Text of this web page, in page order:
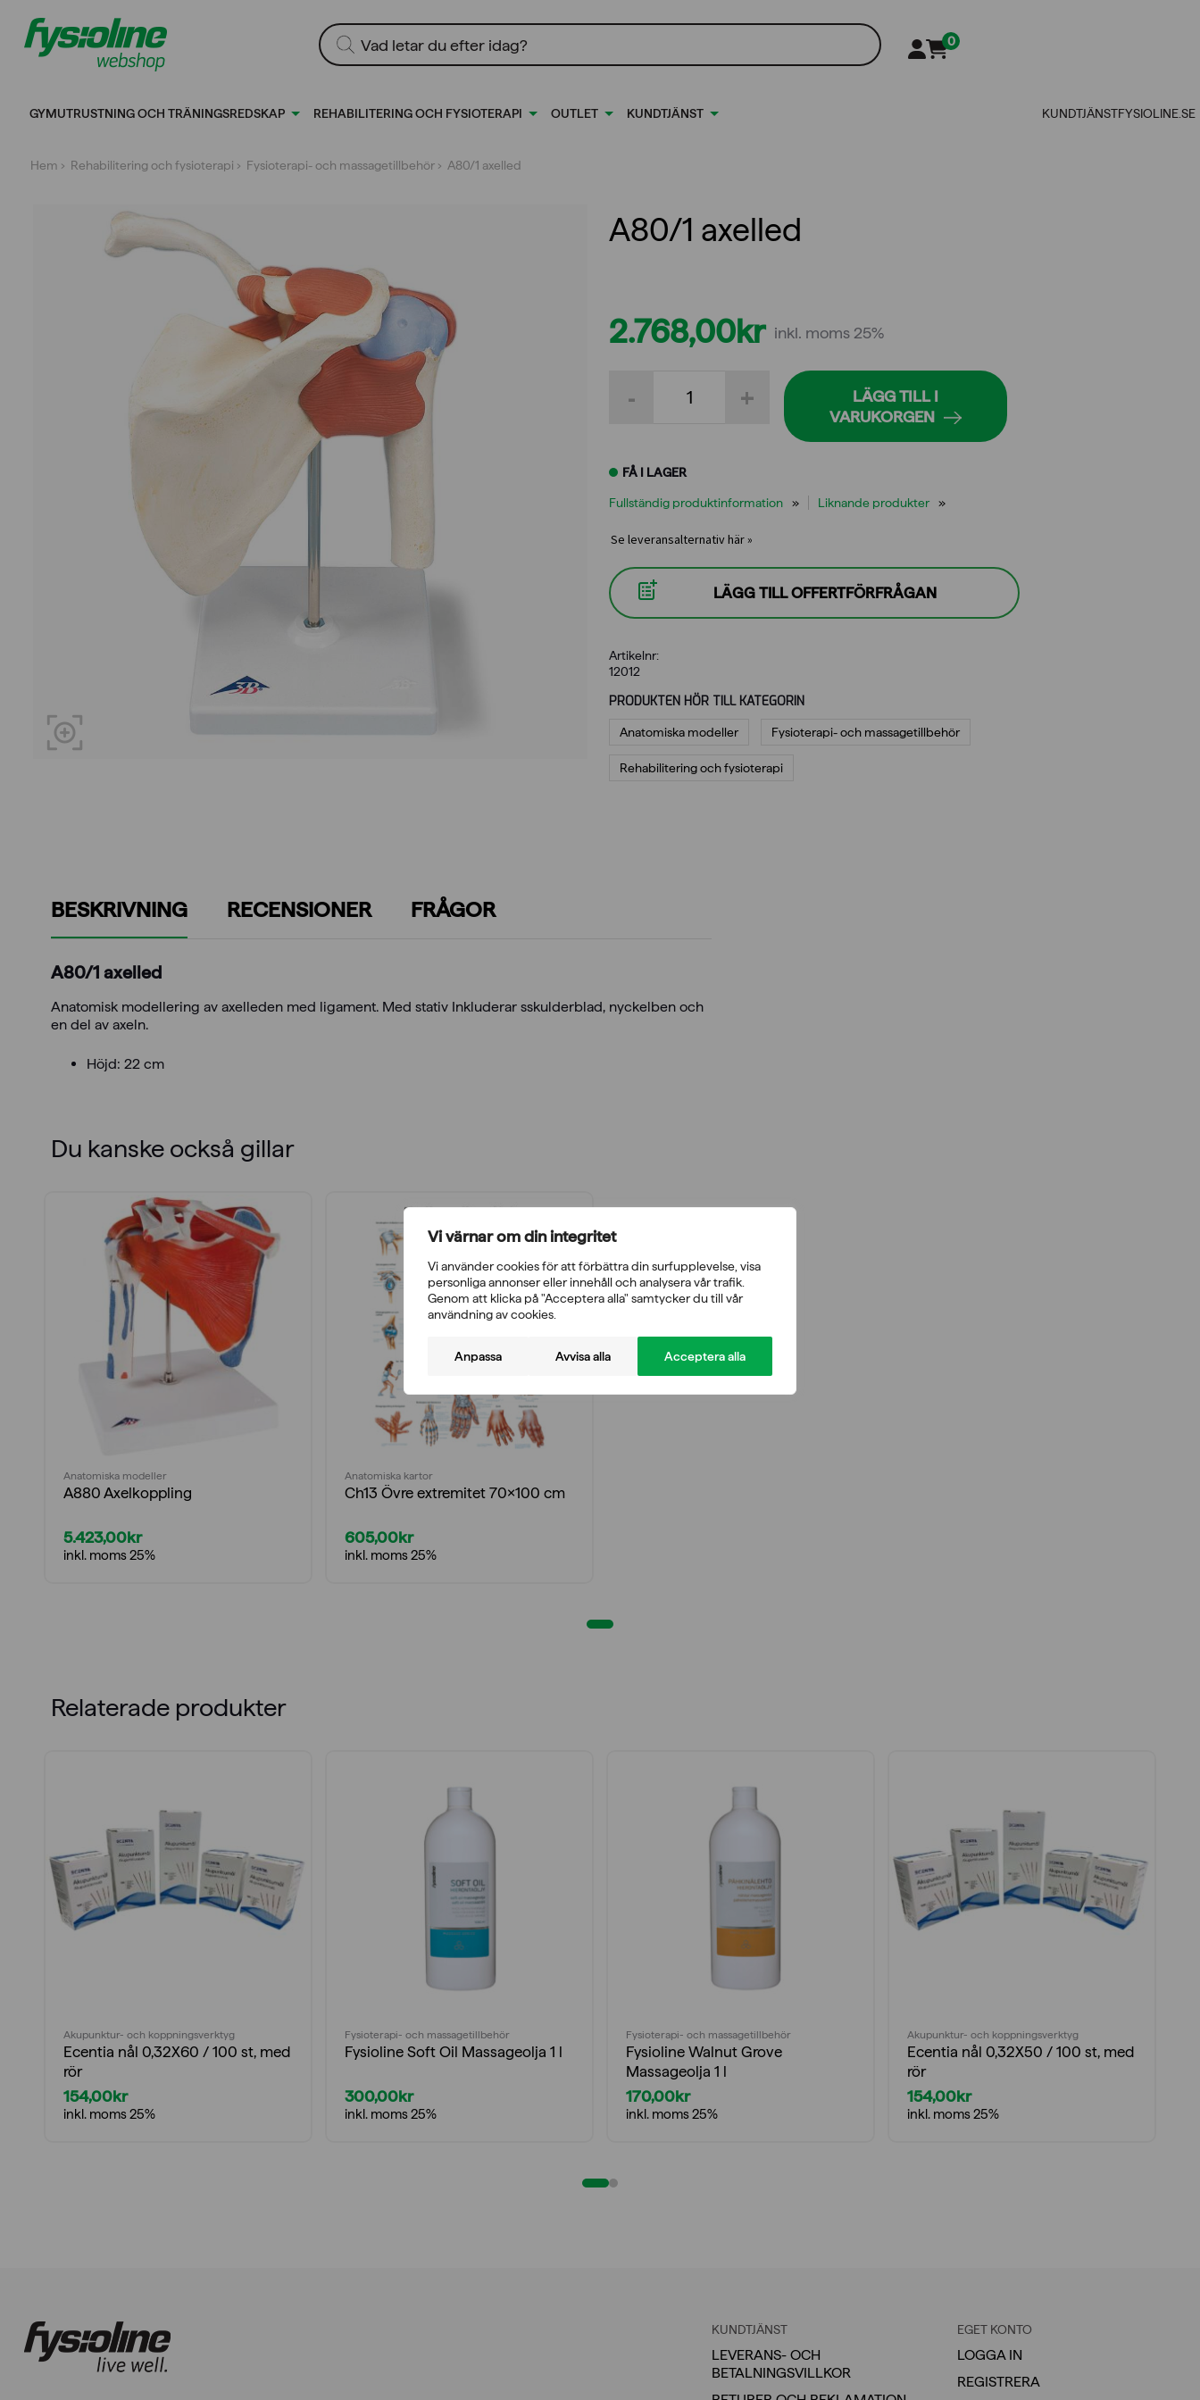
Vi värnar om din integritet
Vi använder cookies för att förbättra din surfupplevelse, visa
personliga annonser eller innehåll och analysera vår trafik.
Genom att klicka på "Acceptera alla" samtycker du till vår
användning av cookies.
Anpassa Avvisa alla Acceptera alla
innehållet
Produktsökning
0
GYMUTRUSTNING OCH TRÄNINGSREDSKAP REHABILITERING OCH FYSIOTERAPI OUTLET KUNDTJÄNST KUNDTJÄNSTFYSIOLINE.SE
Hem › Rehabilitering och fysioterapi › Fysioterapi- och massagetillbehör › A80/1 axelled
A80/1 axelled
2.768,00kr inkl. moms 25%
FÅ I LAGER
+
axelled
-
LÄGG TILL I
VARUKORGEN
Fullständig produktinformation Liknande produkter
Se leveransalternativ här »
LÄGG TILL OFFERTFÖRFRÅGAN
Artikelnr:
12012
PRODUKTEN HÖR TILL KATEGORIN
Anatomiska modeller Fysioterapi- och massagetillbehör
Rehabilitering och fysioterapi
BESKRIVNING RECENSIONER FRÅGOR
A80/1 axelled
Anatomisk modellering av axelleden med ligament. Med stativ Inkluderar sskulderblad, nyckelben och
en del av axeln.
Höjd: 22 cm
Du kanske också gillar
Anatomiska modeller
A880 Axelkoppling
5.423,00kr
inkl. moms 25%
Anatomiska kartor
Ch13 Övre extremitet 70×100 cm
605,00kr
inkl. moms 25%
Relaterade produkter
Akupunktur- och koppningsverktyg
Ecentia nål 0,32X60 / 100 st, med
rör
154,00kr
inkl. moms 25%
Fysioterapi- och massagetillbehör
Fysioline Soft Oil Massageolja 1 l
300,00kr
inkl. moms 25%
Fysioterapi- och massagetillbehör
Fysioline Walnut Grove
Massageolja 1 l
170,00kr
inkl. moms 25%
Akupunktur- och koppningsverktyg
Ecentia nål 0,32X50 / 100 st, med
rör
154,00kr
inkl. moms 25%
KUNDTJÄNST
LEVERANS- OCH
BETALNINGSVILLKOR
EGET KONTO
LOGGA IN
REGISTRERA